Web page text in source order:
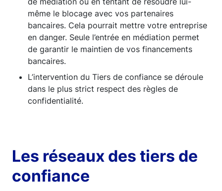
même le blocage avec vos partenaires
bancaires. Cela pourrait mettre votre entreprise
en danger. Seule l’entrée en médiation permet
de garantir le maintien de vos financements
bancaires.
L’intervention du Tiers de confiance se déroule
dans le plus strict respect des règles de
confidentialité.
Les réseaux des tiers de
confiance